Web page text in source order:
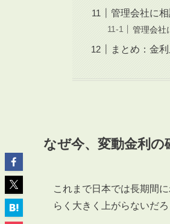
採用情報
SERVICE管理オーナー様限定サー
管理会社に
管理会社
まとめ：金
なぜ今、変動金利
これまで日本では長期間
らく大きく上がらないだ